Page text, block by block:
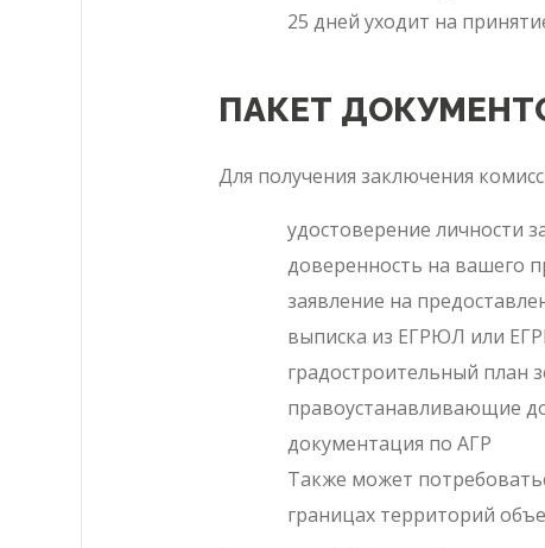
25 дней уходит на
ПАКЕТ
Для получения заключения
удостоверение личности
доверенность на вашего
заявление на
выписка из ЕГРЮЛ или
градостроительный план
правоустанавливающие
документация по АГР
Также может
границах территорий